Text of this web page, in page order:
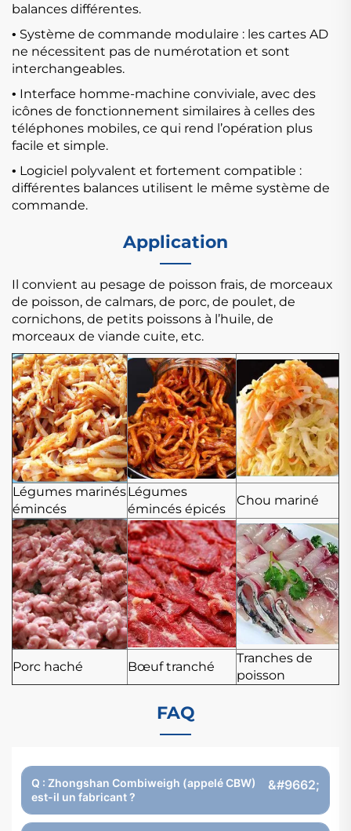
balances différentes.
• Système de commande modulaire : les cartes AD
ne nécessitent pas de numérotation et sont
interchangeables.
• Interface homme-machine conviviale, avec des
icônes de fonctionnement similaires à celles des
téléphones mobiles, ce qui rend l’opération plus
facile et simple.
• Logiciel polyvalent et fortement compatible :
différentes balances utilisent le même système de
commande.
Application
Il convient au pesage de poisson frais, de morceaux
de poisson, de calmars, de porc, de poulet, de
cornichons, de petits poissons à l’huile, de
morceaux de viande cuite, etc.
Légumes marinés
émincés
Légumes
émincés épicés
Chou mariné
Porc haché Bœuf tranché
Tranches de
poisson
FAQ
Q : Zhongshan Combiweigh (appelé CBW)
est-il un fabricant ?